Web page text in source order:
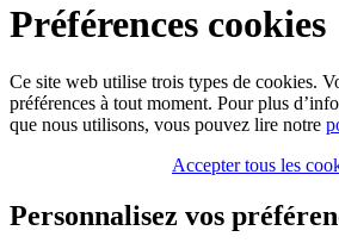
Préférences cookies
Ce site web utilise trois types de cookies.
préférences à tout moment. Pour plus
que nous utilisons, vous pouvez lire notre
Accepter tous les
Personnalisez vos